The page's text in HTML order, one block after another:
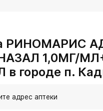
РИНОМАРИС
1,0МГ/
в городе п.